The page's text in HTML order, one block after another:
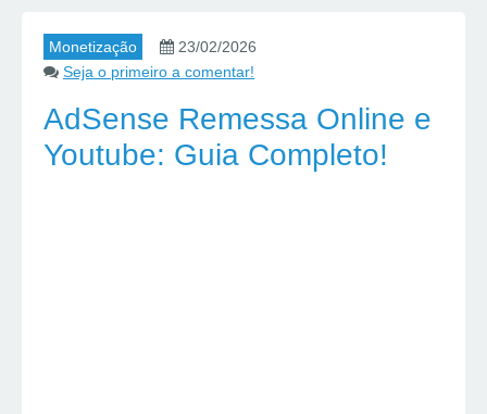
Monetização
23/02/2026
Seja o primeiro a comentar!
AdSense Remessa Online e
Youtube: Guia Completo!